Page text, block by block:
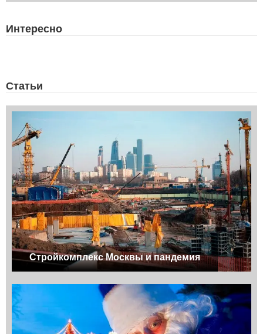
Интересно
Статьи
Стройкомплекс Москвы и пандемия